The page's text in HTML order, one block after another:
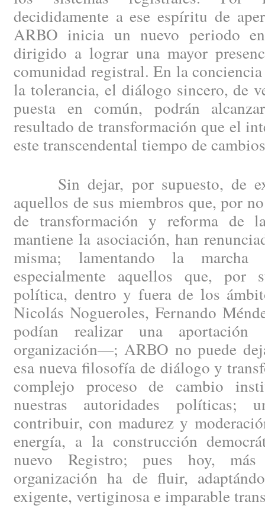
decididamente a ese espíritu de
ARBO inicia un nuevo periodo
dirigido a lograr una mayor
comunidad registral. En la
la tolerancia, el diálogo sincero, de
puesta en común, podrán
resultado de transformación que el
este transcendental tiempo de
Sin dejar, por supuesto, de
aquellos de sus miembros que, por
de transformación y reforma de
mantiene la asociación, han
misma; lamentando la
especialmente aquellos que, por
política, dentro y fuera de los
Nicolás Nogueroles, Fernando
podían realizar una aportación
organización—; ARBO no puede
esa nueva filosofía de diálogo y
complejo proceso de cambio
nuestras autoridades políticas;
contribuir, con madurez y
energía, a la construcción
nuevo Registro; pues hoy,
organización ha de fluir,
exigente, vertiginosa e imparable